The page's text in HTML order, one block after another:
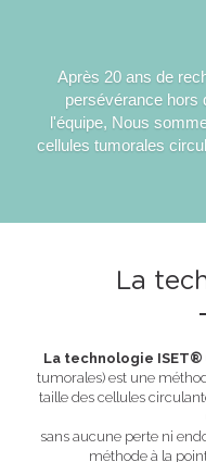
Après 20 ans de
persévérance hors
l'équipe, Nous
cellules tumorales
La
La technologie ISET®
tumorales) est une
taille des cellules
sans aucune perte ni
méthode à la